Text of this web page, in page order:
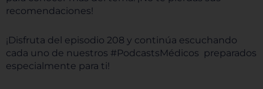
recomendaciones!
¡Disfruta del episodio 208 y continúa escuchando
cada uno de nuestros #PodcastsMédicos preparados
especialmente para ti!